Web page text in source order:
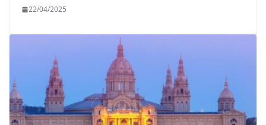
22/04/2025